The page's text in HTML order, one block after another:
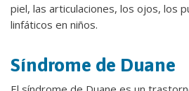
piel, las articulaciones, los ojos, los
linfáticos en niños.
Síndrome de Duane